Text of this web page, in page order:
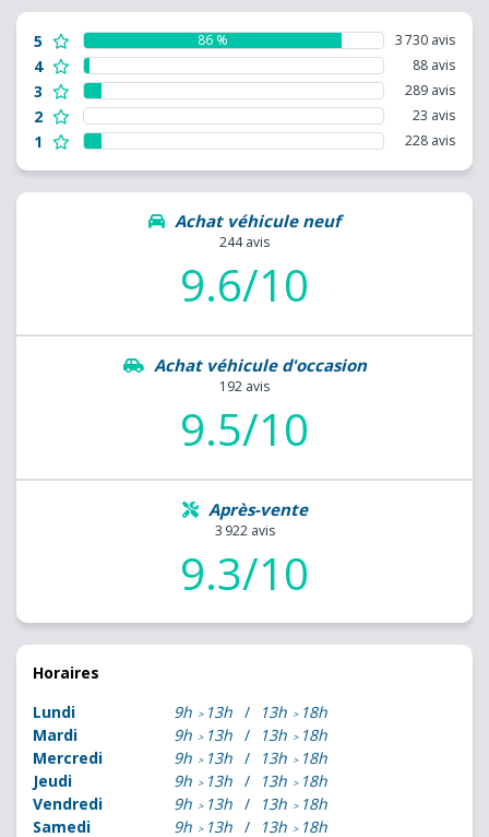
5 86 % 3 730 avis
4 88 avis
3 289 avis
2 23 avis
1 228 avis
Achat véhicule neuf
244 avis
9.6/10
Achat véhicule d'occasion
192 avis
9.5/10
Après-vente
3 922 avis
9.3/10
Horaires
Lundi
9h 13h 13h
18h
Mardi
9h 13h 13h
18h
Mercredi
9h 13h 13h
18h
Jeudi
9h 13h 13h
18h
Vendredi
9h 13h 13h
18h
Samedi
9h 13h 13h
18h